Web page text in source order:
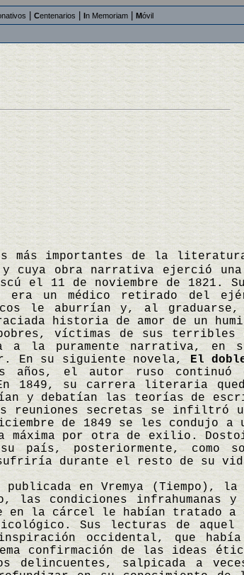
Centenarios In Memoriam Móvil
más importantes de la
y cuya obra narrativa ejerció
el 11 de noviembre de
era un médico retirado del
le aburrían y, al
historia de amor de un
víctimas de sus terribles
a la puramente narrativa,
En su siguiente novela, El
el autor ruso continuó
En 1849, su carrera literaria
y debatían las teorías de
reuniones secretas se infiltró
de 1849 se les condujo
máxima por otra de exilio.
posteriormente, como
durante el resto de su
publicada en Vremya (Tiempo),
las condiciones
en la cárcel le habían tratado
Sus lecturas de
occidental, que había
confirmación de las ideas
delincuentes, salpicada a